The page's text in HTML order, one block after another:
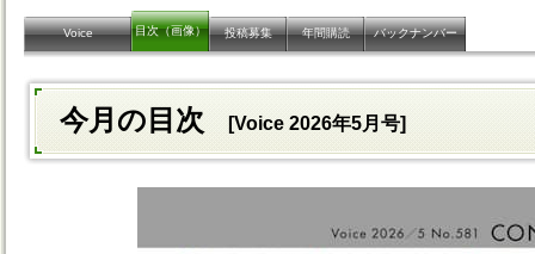
Voice 目次（画像） 投稿募集 年間購読 バックナンバー
今月の目次 [Voice 2026年5月号]